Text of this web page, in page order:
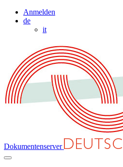
Anmelden
de
it
Dokumentenserver